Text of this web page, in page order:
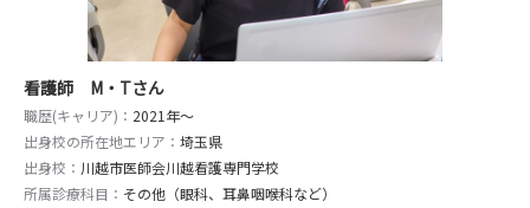
看護師 M・Tさん
職歴(キャリア)： 2021年〜
出身校の所在地エリア： 埼玉県
出身校： 川越市医師会川越看護専門学校
所属診療科目： その他（眼科、耳鼻咽喉科など）